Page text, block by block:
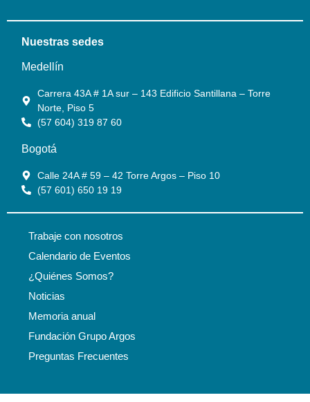
Nuestras sedes
Medellín
Carrera 43A # 1A sur – 143 Edificio Santillana – Torre
Norte, Piso 5
(57 604) 319 87 60
Bogotá
Calle 24A # 59 – 42 Torre Argos – Piso 10
(57 601) 650 19 19
Trabaje con nosotros
Calendario de Eventos
¿Quiénes Somos?
Noticias
Memoria anual
Fundación Grupo Argos
Preguntas Frecuentes